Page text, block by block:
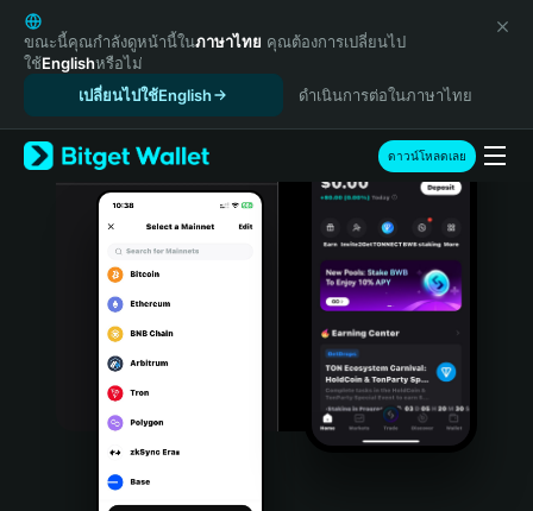
English
日本語
Tiếng Việt
Español (Latinoamérica)
Türkçe
Italiano
Português (Portugal)
Bahasa Indonesia
Português (Brasil)
ขณะนี้คุณกำลังดูหน้านี้ในภาษาไทย คุณต้องการเปลี่ยนไป
ใช้Englishหรือไม่
เปลี่ยนไปใช้English
ดำเนินการต่อในภาษาไทย
ดาวน์โหลดเลย